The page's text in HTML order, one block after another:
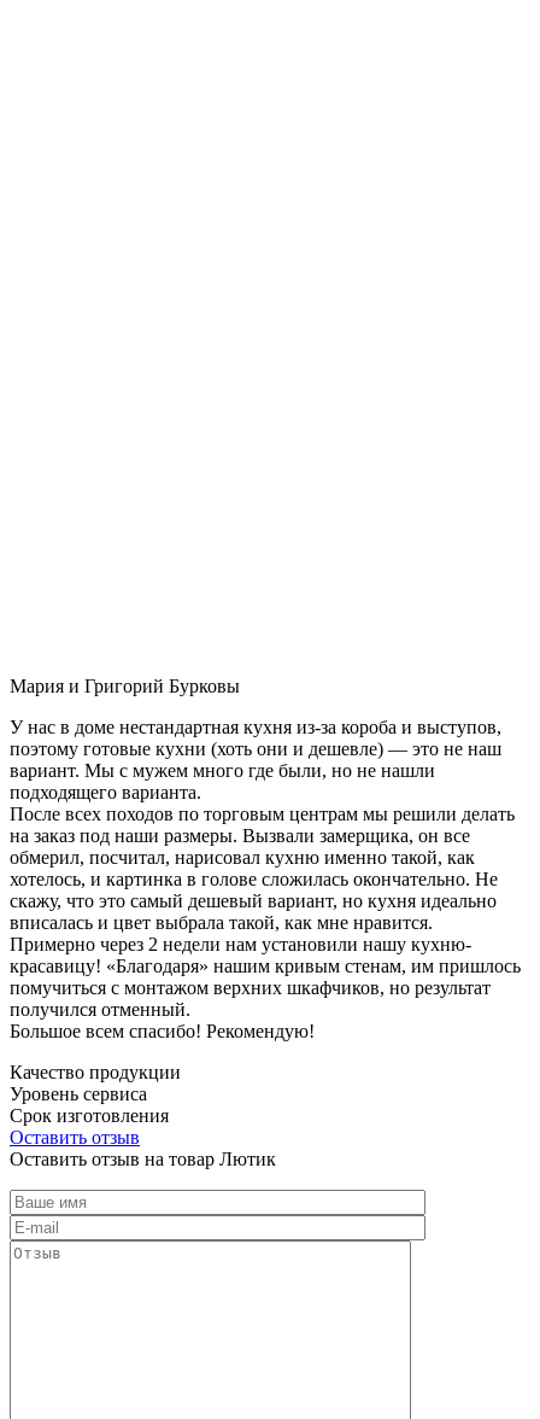
Мария и Григорий Бурковы
У нас в доме нестандартная кухня из-за короба и выступов,
поэтому готовые кухни (хоть они и дешевле) — это не наш
вариант. Мы с мужем много где были, но не нашли
подходящего варианта.
После всех походов по торговым центрам мы решили делать
на заказ под наши размеры. Вызвали замерщика, он все
обмерил, посчитал, нарисовал кухню именно такой, как
хотелось, и картинка в голове сложилась окончательно. Не
скажу, что это самый дешевый вариант, но кухня идеально
вписалась и цвет выбрала такой, как мне нравится.
Примерно через 2 недели нам установили нашу кухню-
красавицу! «Благодаря» нашим кривым стенам, им пришлось
помучиться с монтажом верхних шкафчиков, но результат
получился отменный.
Большое всем спасибо! Рекомендую!
Качество продукции
Уровень сервиса
Срок изготовления
Оставить отзыв
Оставить отзыв на товар Лютик